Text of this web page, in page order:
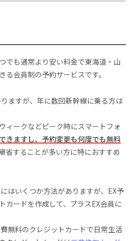
でも通常より安い料金で東海道・山
る会員制の予約サービスです。
ますが、年に数回新幹線に乗る方は
ィークなどピーク時にスマートフォ
きますし、予約変更も何度でも無料
省することが多い方に特におすすめ
はいくつか方法がありますが、EX予
カードを作成して、プラスEX会員に
無料のクレジットカードで日常生活